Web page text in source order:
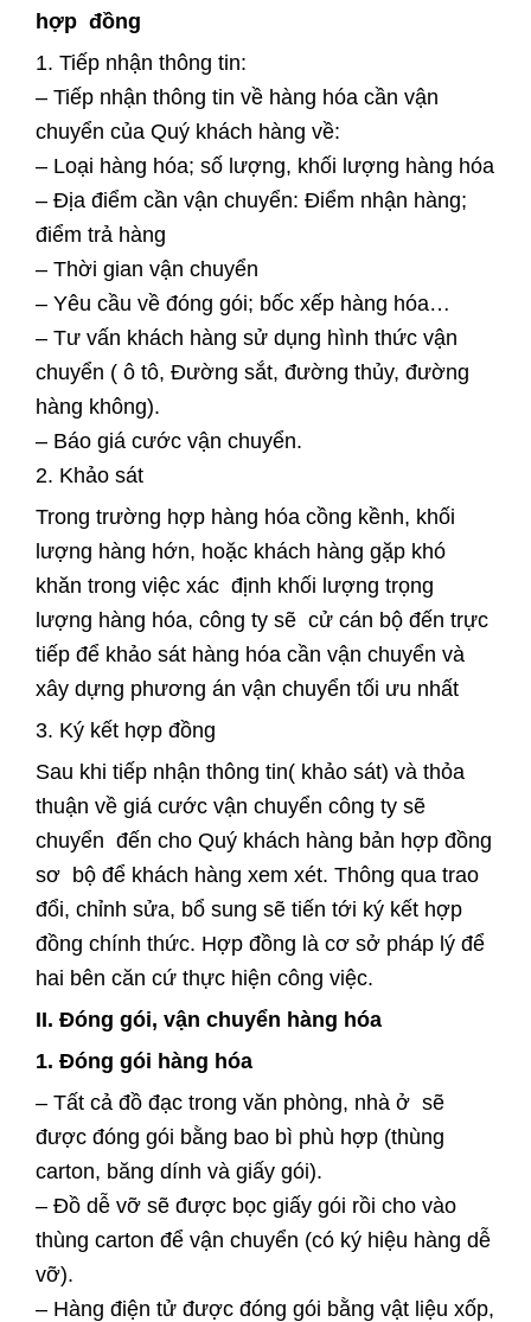
hợp đồng
1. Tiếp nhận thông tin:
– Tiếp nhận thông tin về hàng hóa cần vận
chuyển của Quý khách hàng về:
– Loại hàng hóa; số lượng, khối lượng hàng hóa
– Địa điểm cần vận chuyển: Điểm nhận hàng;
điểm trả hàng
– Thời gian vận chuyển
– Yêu cầu về đóng gói; bốc xếp hàng hóa…
– Tư vấn khách hàng sử dụng hình thức vận
chuyển ( ô tô, Đường sắt, đường thủy, đường
hàng không).
– Báo giá cước vận chuyển.
2. Khảo sát
Trong trường hợp hàng hóa cồng kềnh, khối
lượng hàng hớn, hoặc khách hàng gặp khó
khăn trong việc xác định khối lượng trọng
lượng hàng hóa, công ty sẽ cử cán bộ đến trực
tiếp để khảo sát hàng hóa cần vận chuyển và
xây dựng phương án vận chuyển tối ưu nhất
3. Ký kết hợp đồng
Sau khi tiếp nhận thông tin( khảo sát) và thỏa
thuận về giá cước vận chuyển công ty sẽ
chuyển đến cho Quý khách hàng bản hợp đồng
sơ bộ để khách hàng xem xét. Thông qua trao
đổi, chỉnh sửa, bổ sung sẽ tiến tới ký kết hợp
đồng chính thức. Hợp đồng là cơ sở pháp lý để
hai bên căn cứ thực hiện công việc.
II. Đóng gói, vận chuyển hàng hóa
1. Đóng gói hàng hóa
– Tất cả đồ đạc trong văn phòng, nhà ở sẽ
được đóng gói bằng bao bì phù hợp (thùng
carton, băng dính và giấy gói).
– Đồ dễ vỡ sẽ được bọc giấy gói rồi cho vào
thùng carton để vận chuyển (có ký hiệu hàng dễ
vỡ).
– Hàng điện tử được đóng gói bằng vật liệu xốp,